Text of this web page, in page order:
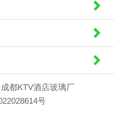
都KTV酒店玻璃厂
号